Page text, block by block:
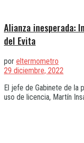
Alianza inesperada:
del Evita
por eltermometro
29 diciembre, 2022
El jefe de Gabinete de la
uso de licencia, Martín